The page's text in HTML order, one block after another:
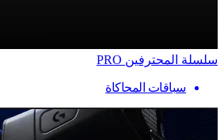
سلسلة المحترفين PRO
سباقات المحاكاة